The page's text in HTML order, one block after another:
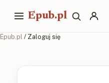
Epub.pl
Epub.pl / Zaloguj się